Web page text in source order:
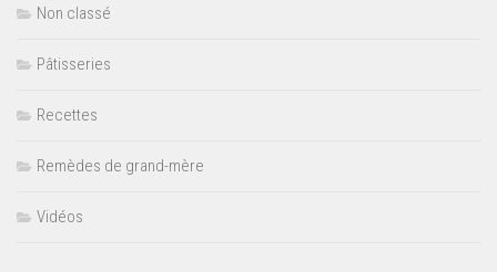
Non classé
Pâtisseries
Recettes
Remèdes de grand-mère
Vidéos